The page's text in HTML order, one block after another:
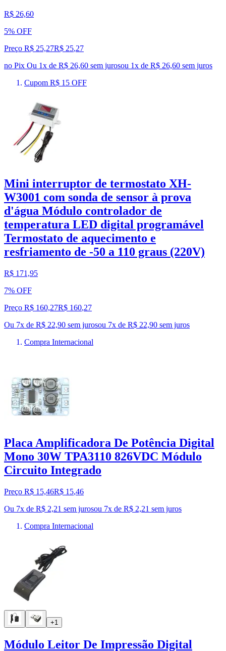
R$ 26,60
5% OFF
Preço R$ 25,27R$ 25,27
no Pix Ou 1x de R$ 26,60 sem jurosou 1x de R$ 26,60 sem juros
Cupom R$ 15 OFF
Mini interruptor de termostato XH-
W3001 com sonda de sensor à prova
d'água Módulo controlador de
temperatura LED digital programável
Termostato de aquecimento e
resfriamento de -50 a 110 graus (220V)
R$ 171,95
7% OFF
Preço R$ 160,27R$ 160,27
Ou 7x de R$ 22,90 sem jurosou 7x de R$ 22,90 sem juros
Compra Internacional
Placa Amplificadora De Potência Digital
Mono 30W TPA3110 826VDC Módulo
Circuito Integrado
Preço R$ 15,46R$ 15,46
Ou 7x de R$ 2,21 sem jurosou 7x de R$ 2,21 sem juros
Compra Internacional
+1
Módulo Leitor De Impressão Digital